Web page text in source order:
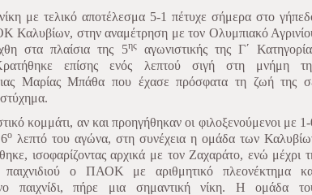
με τελικό αποτέλεσμα 5-1 πέτυχε σήμερα στο
Καλυβίων, στην αναμέτρηση με τον Ολυμπιακό
στα πλαίσια της 5ηςαγωνιστικής της Γ΄
επίσης ενός λεπτού σιγή στη μνήμη
Μαρίας Μπάθα που έχασε πρόσφατα τη ζωή της
κομμάτι, αν και προηγήθηκαν οι φιλοξενούμενοι με
ο λεπτό του αγώνα, στη συνέχεια η ομάδα των
ισοφαρίζοντας αρχικά με τον Ζαχαράτο, ενώ μέχρι
ο ΠΑΟΚ με αριθμητικό πλεονέκτημα
παιχνίδι, πήρε μια σημαντική νίκη. Η ομάδα